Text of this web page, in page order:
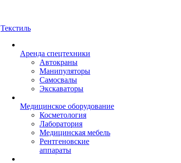
Текстиль
Аренда спецтехники
Автокраны
Манипуляторы
Самосвалы
Экскаваторы
Медицинское оборудование
Косметология
Лаборатория
Медицинская мебель
Рентгеновские
аппараты